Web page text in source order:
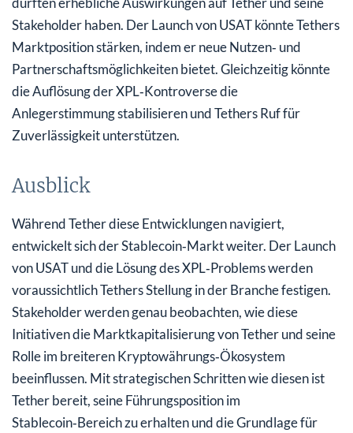
Stakeholder haben. Der Launch von USAT könnte Tethers
Marktposition stärken, indem er neue Nutzen‑ und
Partnerschaftsmöglichkeiten bietet. Gleichzeitig könnte
die Auflösung der XPL‑Kontroverse die
Anlegerstimmung stabilisieren und Tethers Ruf für
Zuverlässigkeit unterstützen.
Ausblick
Während Tether diese Entwicklungen navigiert,
entwickelt sich der Stablecoin‑Markt weiter. Der Launch
von USAT und die Lösung des XPL‑Problems werden
voraussichtlich Tethers Stellung in der Branche festigen.
Stakeholder werden genau beobachten, wie diese
Initiativen die Marktkapitalisierung von Tether und seine
Rolle im breiteren Kryptowährungs‑Ökosystem
beeinflussen. Mit strategischen Schritten wie diesen ist
Tether bereit, seine Führungsposition im
Stablecoin‑Bereich zu erhalten und die Grundlage für